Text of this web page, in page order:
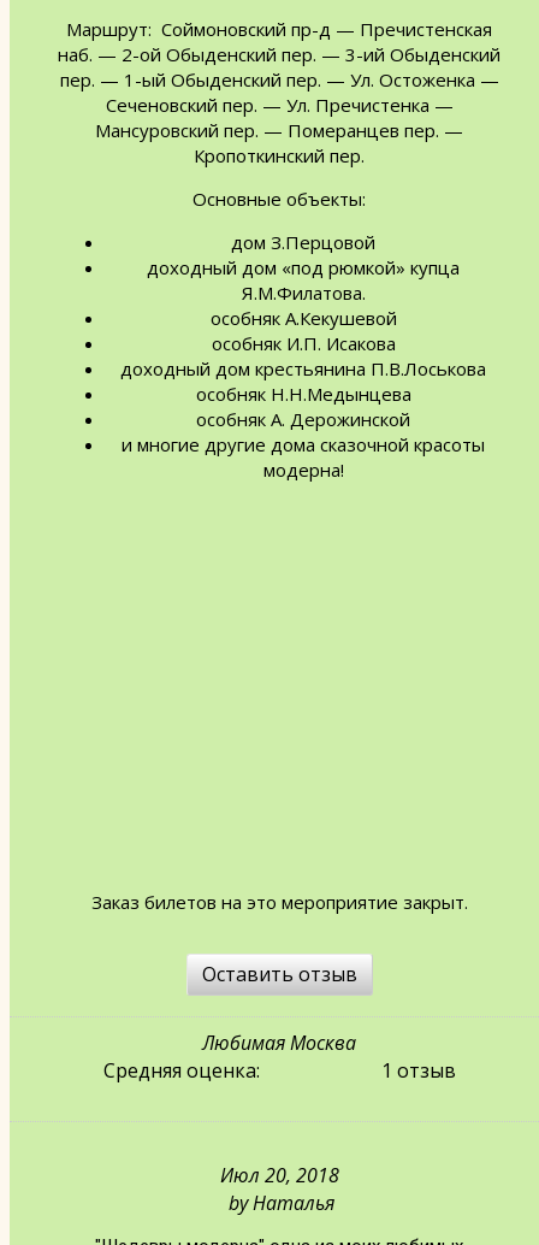
Маршрут: Соймоновский пр-д — Пречистенская
наб. — 2-ой Обыденский пер. — 3-ий Обыденский
пер. — 1-ый Обыденский пер. — Ул. Остоженка —
Сеченовский пер. — Ул. Пречистенка —
Мансуровский пер. — Померанцев пер. —
Кропоткинский пер.
Основные объекты:
дом З.Перцовой
доходный дом «под рюмкой» купца
Я.М.Филатова.
особняк А.Кекушевой
особняк И.П. Исакова
доходный дом крестьянина П.В.Лоськова
особняк Н.Н.Медынцева
особняк А. Дерожинской
и многие другие дома сказочной красоты
модерна!
Заказ билетов на это мероприятие закрыт.
Оставить отзыв
Любимая Москва
Средняя оценка:
1 отзыв
Июл 20, 2018
byНаталья